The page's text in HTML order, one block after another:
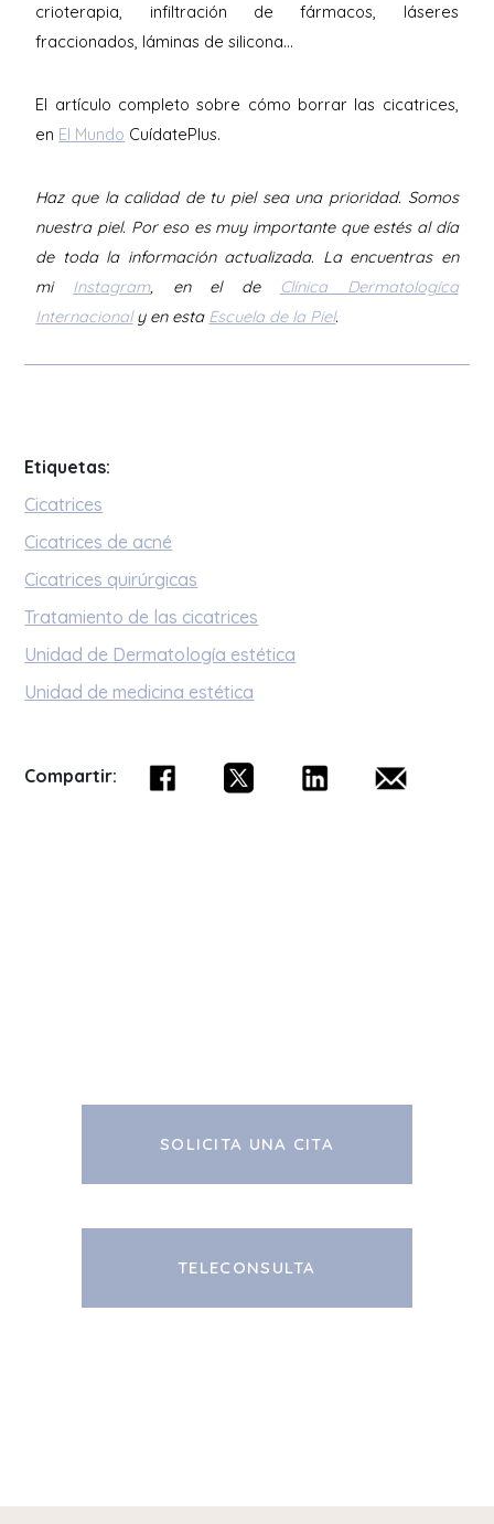
crioterapia, infiltración de fármacos, láseres
fraccionados, láminas de silicona...
El artículo completo sobre cómo borrar las cicatrices,
en El Mundo CuídatePlus.
Haz que la calidad de tu piel sea una prioridad. Somos
nuestra piel. Por eso es muy importante que estés al día
de toda la información actualizada. La encuentras en
mi Instagram, en el de
Clínica Dermatologíca
Internacionaly en esta Escuela de la Piel.
Etiquetas:
Cicatrices
Cicatrices de acné
Cicatrices quirúrgicas
Tratamiento de las cicatrices
Unidad de Dermatología estética
Unidad de medicina estética
Compartir:
SOLICITA UNA CITA
TELECONSULTA